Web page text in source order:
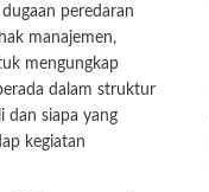
peredaran
manajemen,
mengungkap
dalam struktur
dan siapa yang
kegiatan